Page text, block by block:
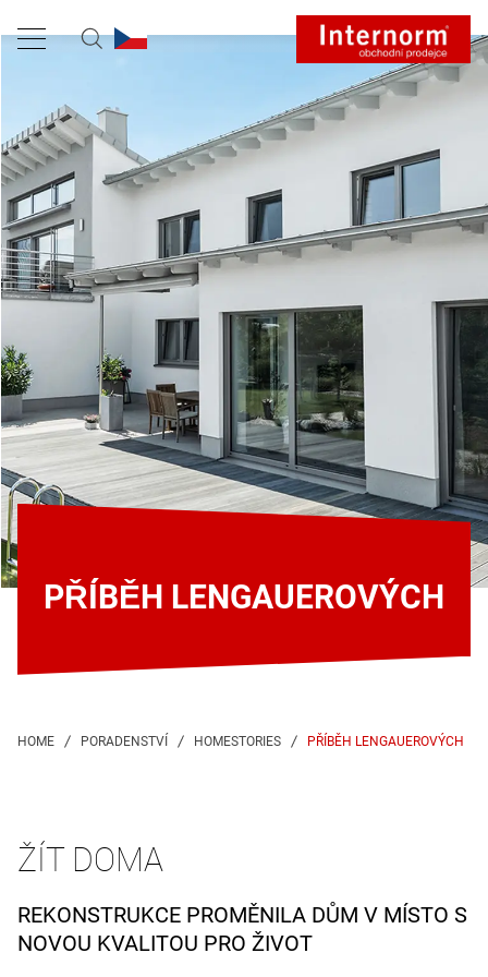
PŘÍBĚH LENGAUEROVÝCH
PŘÍBĚH LENGAUEROVÝCH
ŽÍT DOMA
REKONSTRUKCE PROMĚNILA DŮM V MÍSTO S
NOVOU KVALITOU PRO ŽIVOT